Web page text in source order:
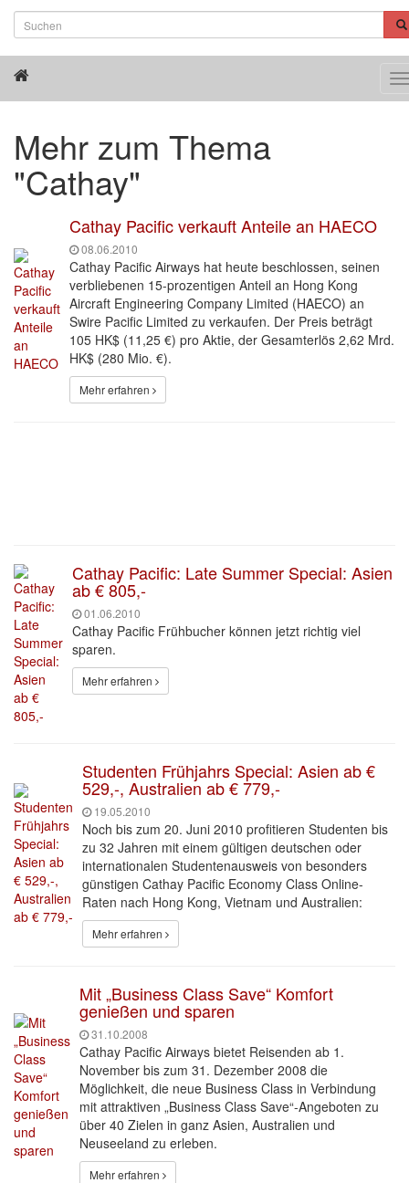
Mehr zum Thema
"Cathay"
Cathay Pacific verkauft Anteile an HAECO
08.06.2010
Cathay Pacific Airways hat heute beschlossen, seinen
verbliebenen 15-prozentigen Anteil an Hong Kong
Aircraft Engineering Company Limited (HAECO) an
Swire Pacific Limited zu verkaufen. Der Preis beträgt
105 HK$ (11,25 €) pro Aktie, der Gesamterlös 2,62 Mrd.
HK$ (280 Mio. €).
Mehr erfahren
Cathay Pacific: Late Summer Special: Asien
ab € 805,-
01.06.2010
Cathay Pacific Frühbucher können jetzt richtig viel
sparen.
Mehr erfahren
Studenten Frühjahrs Special: Asien ab €
529,-, Australien ab € 779,-
19.05.2010
Noch bis zum 20. Juni 2010 profitieren Studenten bis
zu 32 Jahren mit einem gültigen deutschen oder
internationalen Studentenausweis von besonders
günstigen Cathay Pacific Economy Class Online-
Raten nach Hong Kong, Vietnam und Australien:
Mehr erfahren
Mit „Business Class Save“ Komfort
genießen und sparen
31.10.2008
Cathay Pacific Airways bietet Reisenden ab 1.
November bis zum 31. Dezember 2008 die
Möglichkeit, die neue Business Class in Verbindung
mit attraktiven „Business Class Save“-Angeboten zu
über 40 Zielen in ganz Asien, Australien und
Neuseeland zu erleben.
Mehr erfahren